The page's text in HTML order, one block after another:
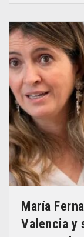
María
Valencia y